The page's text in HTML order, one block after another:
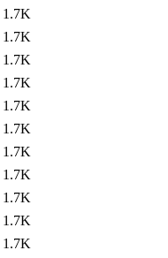
1.7K
1.7K
1.7K
1.7K
1.7K
1.7K
1.7K
1.7K
1.7K
1.7K
1.7K